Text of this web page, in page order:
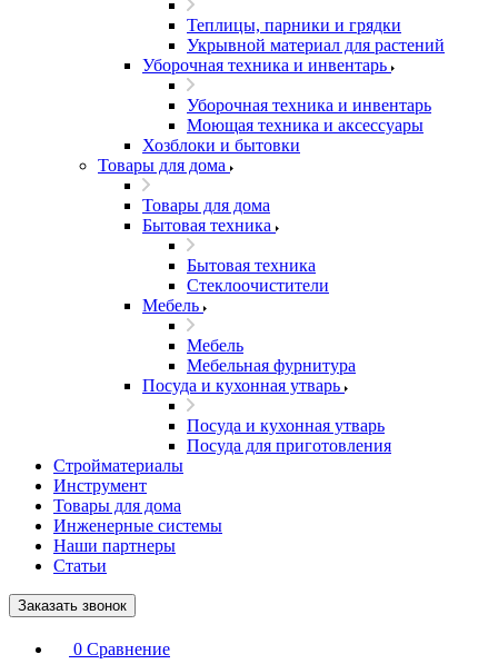
Теплицы, парники и грядки
Укрывной материал для растений
Уборочная техника и инвентарь
Уборочная техника и инвентарь
Моющая техника и аксессуары
Хозблоки и бытовки
Товары для дома
Товары для дома
Бытовая техника
Бытовая техника
Стеклоочистители
Мебель
Мебель
Мебельная фурнитура
Посуда и кухонная утварь
Посуда и кухонная утварь
Посуда для приготовления
Стройматериалы
Инструмент
Товары для дома
Инженерные системы
Наши партнеры
Статьи
Заказать звонок
0 Сравнение